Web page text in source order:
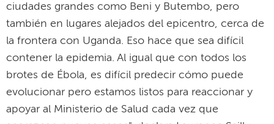
ciudades grandes como Beni y Butembo, pero
también en lugares alejados del epicentro, cerca de
la frontera con Uganda. Eso hace que sea difícil
contener la epidemia. Al igual que con todos los
brotes de Ébola, es difícil predecir cómo puede
evolucionar pero estamos listos para reaccionar y
apoyar al Ministerio de Salud cada vez que